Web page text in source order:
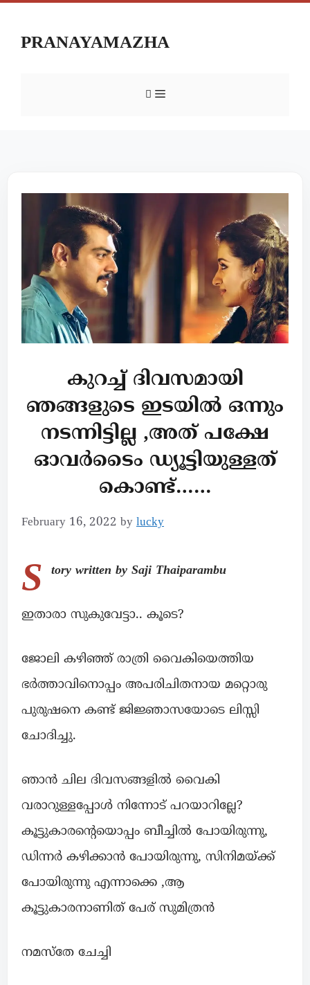
PRANAYAMAZHA
കുറച്ച് ദിവസമായി
ഞങ്ങളുടെ ഇടയിൽ ഒന്നും
നടന്നിട്ടില്ല ,അത് പക്ഷേ
ഓവർടൈം ഡ്യൂട്ടിയുള്ളത്
കൊണ്ട്……
February 16, 2022 by lucky
S tory written by Saji Thaiparambu
ഇതാരാ സുകുവേട്ടാ.. കൂടെ?
ജോലി കഴിഞ്ഞ് രാത്രി വൈകിയെത്തിയ
ഭർത്താവിനൊപ്പം അപരിചിതനായ മറ്റൊരു
പുരുഷനെ കണ്ട് ജിജ്ഞാസയോടെ ലിസ്സി
ചോദിച്ചു.
ഞാൻ ചില ദിവസങ്ങളിൽ വൈകി
വരാറുള്ളപ്പോൾ നിന്നോട് പറയാറില്ലേ?
കൂട്ടുകാരൻ്റെയൊപ്പം ബീച്ചിൽ പോയിരുന്നു,
ഡിന്നർ കഴിക്കാൻ പോയിരുന്നു, സിനിമയ്ക്ക്
പോയിരുന്നു എന്നാക്കെ ,ആ
കൂട്ടുകാരനാണിത് പേര് സുമിത്രൻ
നമസ്തേ ചേച്ചി